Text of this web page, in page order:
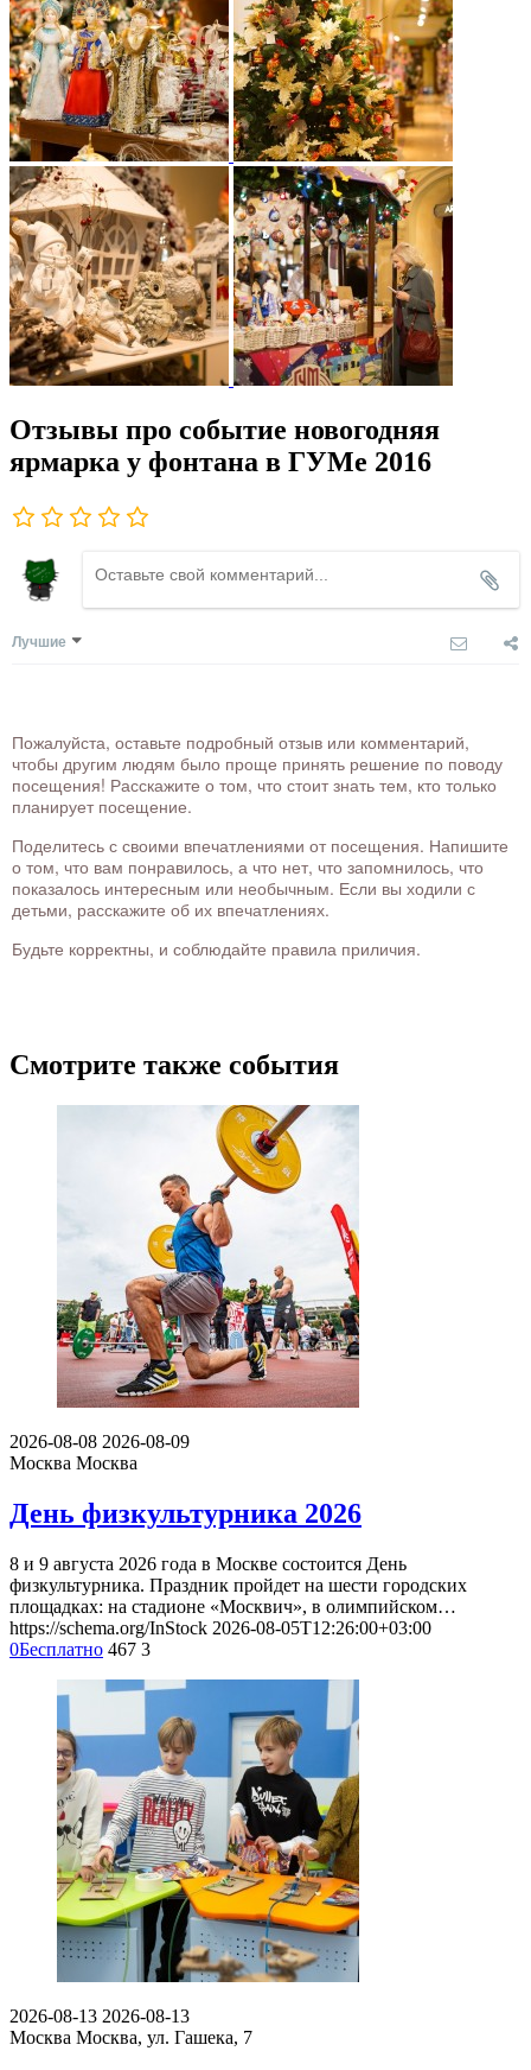
Отзывы про событие новогодняя
ярмарка у фонтана в ГУМе 2016
Лучшие
Пожалуйста, оставьте подробный отзыв или комментарий,
чтобы другим людям было проще принять решение по поводу
посещения! Расскажите о том, что стоит знать тем, кто только
планирует посещение.
Поделитесь с своими впечатлениями от посещения. Напишите
о том, что вам понравилось, а что нет, что запомнилось, что
показалось интересным или необычным. Если вы ходили с
детьми, расскажите об их впечатлениях.
Будьте корректны, и соблюдайте правила приличия.
Смотрите также события
2026-08-08 2026-08-09
Москва Москва
День физкультурника 2026
8 и 9 августа 2026 года в Москве состоится День
физкультурника. Праздник пройдет на шести городских
площадках: на стадионе «Москвич», в олимпийском…
https://schema.org/InStock 2026-08-05T12:26:00+03:00
0Бесплатно 467 3
2026-08-13 2026-08-13
Москва Москва, ул. Гашека, 7